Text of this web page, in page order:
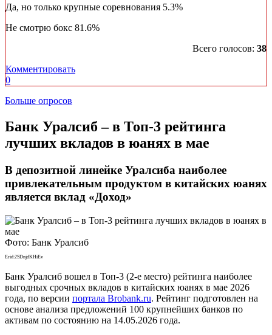
Да, но только крупные соревнования 5.3%
Не смотрю бокс 81.6%
Всего голосов: 38
Комментировать
0
Больше опросов
​Банк Уралсиб – в Топ-3 рейтинга
лучших вкладов в юанях в мае
В депозитной линейке Уралсиба наиболее
привлекательным продуктом в китайских юанях
является вклад «Доход»
Фото: Банк Уралсиб
Erid:2SDnjdKHiEv
Банк Уралсиб вошел в Топ-3 (2-е место) рейтинга наиболее
выгодных срочных вкладов в китайских юанях в мае 2026
года, по версии портала Brobank.ru. Рейтинг подготовлен на
основе анализа предложений 100 крупнейших банков по
активам по состоянию на 14.05.2026 года.